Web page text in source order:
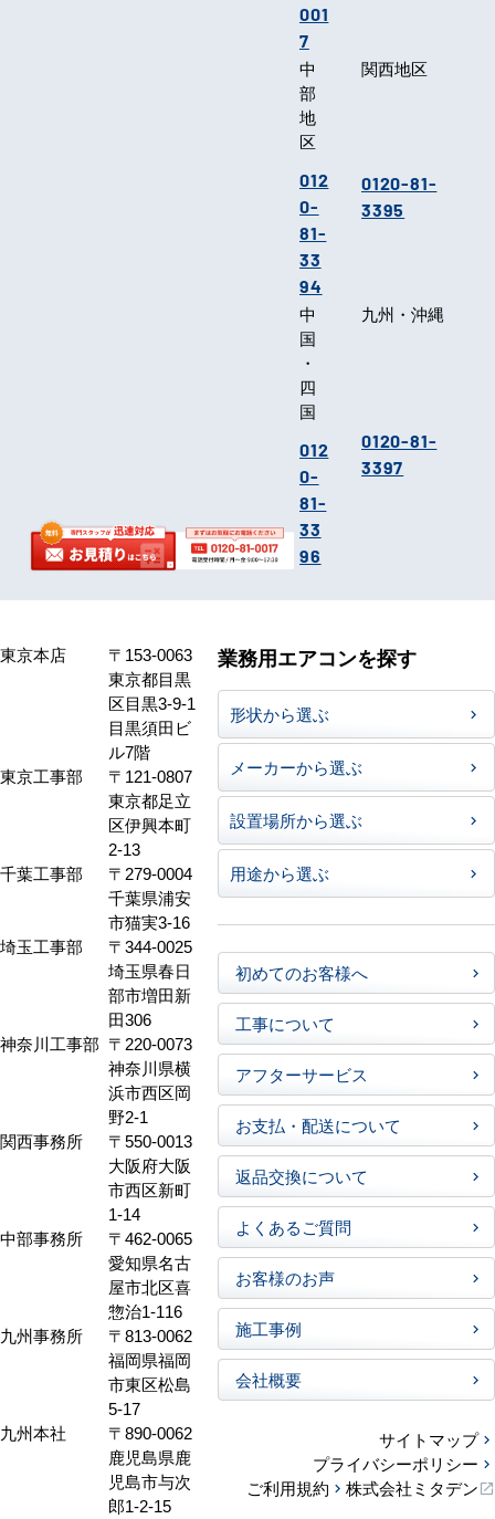
001
7
中
部
地
区
012
0-
81-
33
94
関西地区
0120-81-
3395
中
国
・
四
国
012
0-
81-
33
96
九州・沖縄
0120-81-
3397
東京本店
〒153-0063
東京都目黒
区目黒3-9-1
目黒須田ビ
ル7階
東京工事部
〒121-0807
東京都足立
区伊興本町
2-13
千葉工事部
〒279-0004
千葉県浦安
市猫実3-16
埼玉工事部
〒344-0025
埼玉県春日
部市増田新
田306
神奈川工事部 〒220-0073
神奈川県横
浜市西区岡
野2-1
関西事務所
〒550-0013
大阪府大阪
市西区新町
1-14
中部事務所
〒462-0065
愛知県名古
屋市北区喜
惣治1-116
九州事務所
〒813-0062
福岡県福岡
市東区松島
5-17
九州本社
〒890-0062
鹿児島県鹿
児島市与次
郎1-2-15
業務用エアコンを探す
形状から選ぶ
メーカーから選ぶ
設置場所から選ぶ
用途から選ぶ
初めてのお客様へ
工事について
アフターサービス
お支払・配送について
返品交換について
よくあるご質問
お客様のお声
施工事例
会社概要
サイトマップ
プライバシーポリシー
ご利用規約
株式会社ミタデン